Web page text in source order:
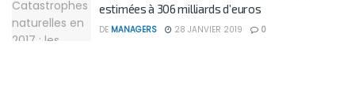
estimées à 306 milliards d’euros
DE MANAGERS 28 JANVIER 2019 0